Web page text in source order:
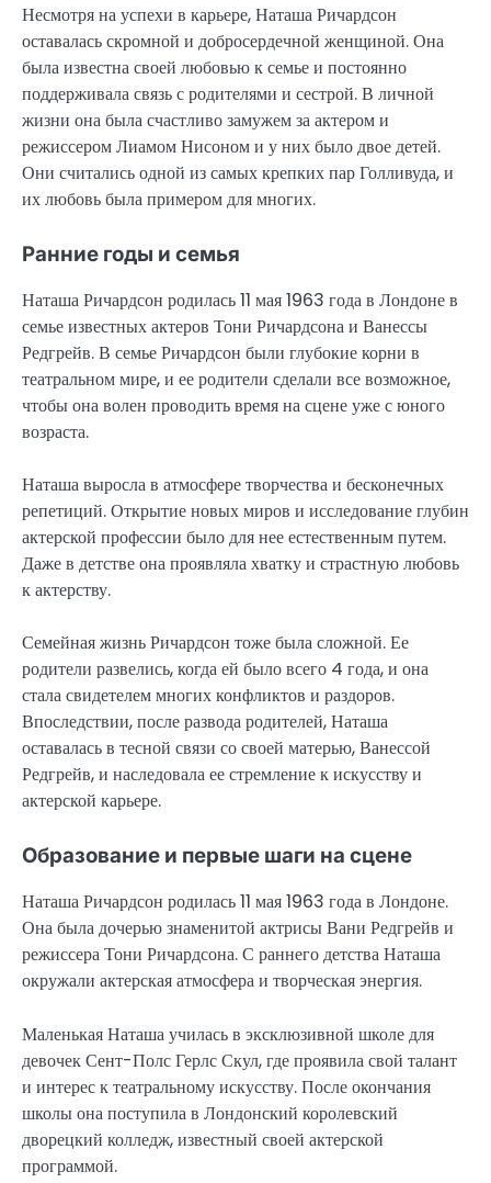
Несмотря на успехи в карьере, Наташа Ричардсон
оставалась скромной и добросердечной женщиной. Она
была известна своей любовью к семье и постоянно
поддерживала связь с родителями и сестрой. В личной
жизни она была счастливо замужем за актером и
режиссером Лиамом Нисоном и у них было двое детей.
Они считались одной из самых крепких пар Голливуда, и
их любовь была примером для многих.
Ранние годы и семья
Наташа Ричардсон родилась 11 мая 1963 года в Лондоне в
семье известных актеров Тони Ричардсона и Ванессы
Редгрейв. В семье Ричардсон были глубокие корни в
театральном мире, и ее родители сделали все возможное,
чтобы она волен проводить время на сцене уже с юного
возраста.
Наташа выросла в атмосфере творчества и бесконечных
репетиций. Открытие новых миров и исследование глубин
актерской профессии было для нее естественным путем.
Даже в детстве она проявляла хватку и страстную любовь
к актерству.
Семейная жизнь Ричардсон тоже была сложной. Ее
родители развелись, когда ей было всего 4 года, и она
стала свидетелем многих конфликтов и раздоров.
Впоследствии, после развода родителей, Наташа
оставалась в тесной связи со своей матерью, Ванессой
Редгрейв, и наследовала ее стремление к искусству и
актерской карьере.
Образование и первые шаги на сцене
Наташа Ричардсон родилась 11 мая 1963 года в Лондоне.
Она была дочерью знаменитой актрисы Вани Редгрейв и
режиссера Тони Ричардсона. С раннего детства Наташа
окружали актерская атмосфера и творческая энергия.
Маленькая Наташа училась в эксклюзивной школе для
девочек Сент-Полс Герлс Скул, где проявила свой талант
и интерес к театральному искусству. После окончания
школы она поступила в Лондонский королевский
дворецкий колледж, известный своей актерской
программой.